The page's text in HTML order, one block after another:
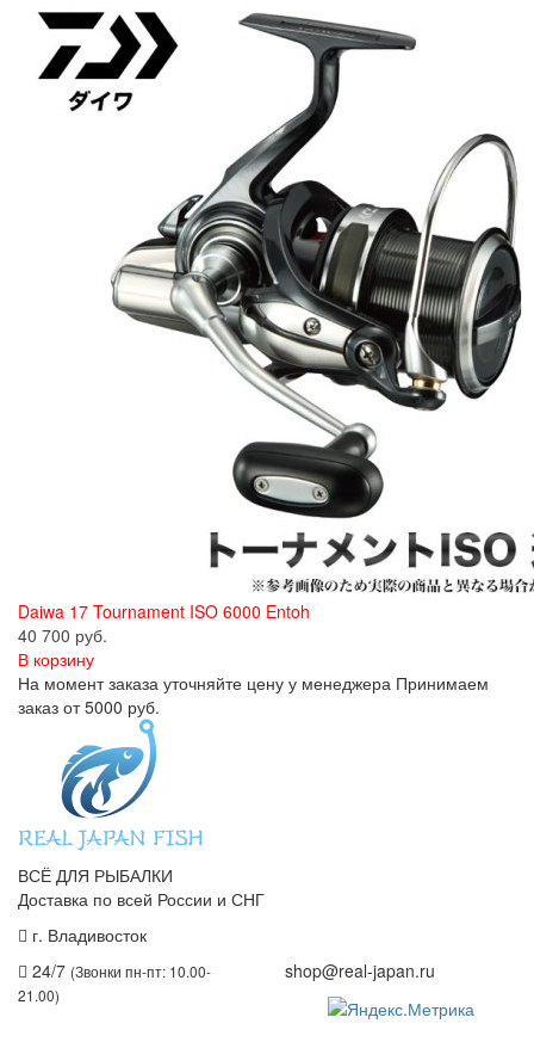
Daiwa 17 Tournament ISO 6000 Entoh
40 700 руб.
В корзину
На момент заказа уточняйте цену у менеджера Принимаем
заказ от 5000 руб.
ВСЁ ДЛЯ РЫБАЛКИ
Доставка по всей России и СНГ
г. Владивосток
24/7 (Звонки пн-пт: 10.00-
21.00)
shop@real-japan.ru